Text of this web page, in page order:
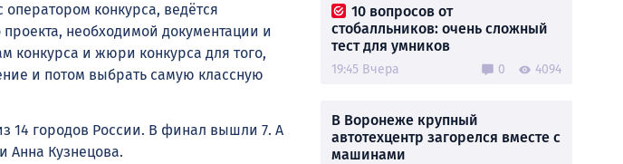
конкурса, ведётся
необходимой документации и
конкурса и жюри конкурса для того,
и потом выбрать самую классную
14 городов России. В финал вышли 7. А
Анна Кузнецова.
10 вопросов от
стобалльников: очень сложный
тест для умников
19:45 Вчера 0 4094
В Воронеже крупный
автотехцентр загорелся вместе с
машинами